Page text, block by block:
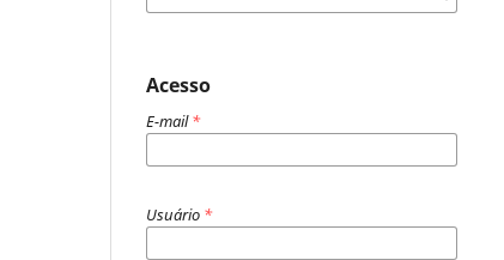
Acesso
E-mail*
Usuário *